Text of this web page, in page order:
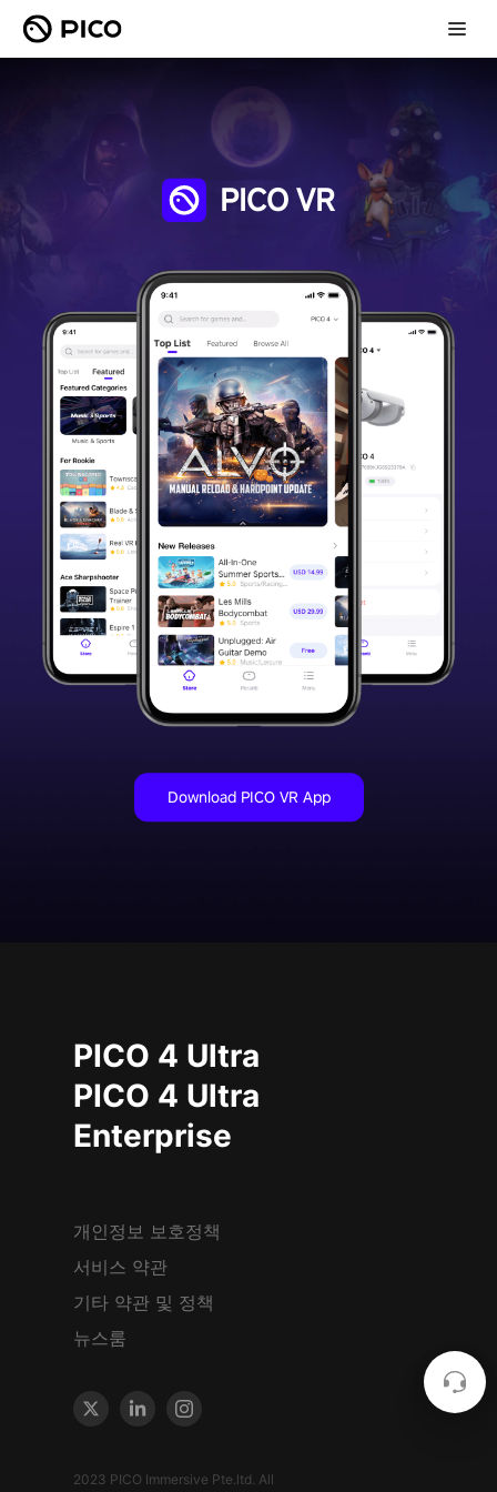
PICO VR
Download PICO VR App
PICO 4 Ultra
PICO 4 Ultra
Enterprise
개인정보 보호정책
서비스 약관
기타 약관 및 정책
뉴스룸
2023 PICO Immersive Pte.ltd. All